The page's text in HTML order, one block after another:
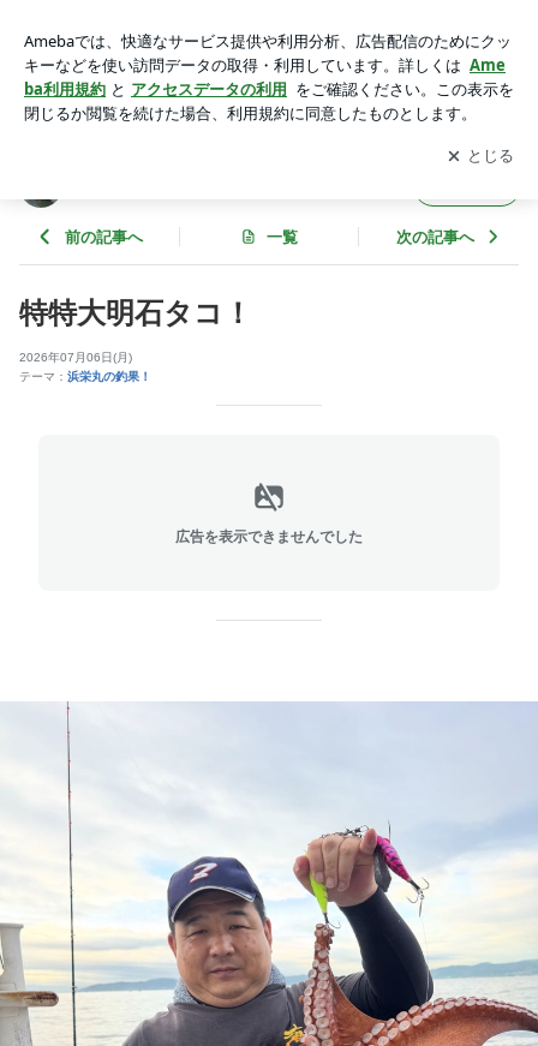
アプリをダウンロードして ブログの更新通知
を受け取りまし
ょう。
開く
前の記事へ 一覧 次の記事へ
特特大明石タコ！
2026年07月06日(月)
テーマ： 浜栄丸の釣果！
広告を表示できませんでした